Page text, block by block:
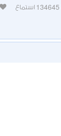
134645 استماع